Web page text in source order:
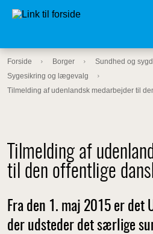
Forside Borger
Sundhed og
Sygesikring og lægevalg
Tilmelding af udenlandsk medarbejder til
Tilmelding af
til den offentlige
Fra den 1. maj 2015 er det
der udsteder det særlige